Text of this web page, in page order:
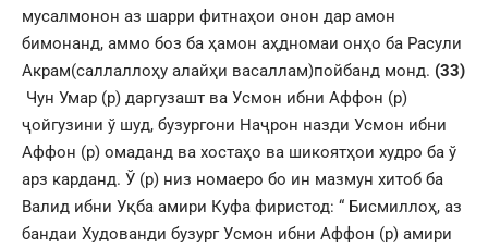
мусалмонон аз шарри фитнаҳои онон дар амон
бимонанд, аммо боз ба ҳамон аҳдномаи онҳо ба Расули
Акрам(саллаллоҳу алайҳи васаллам)пойбанд монд. (33)
Чун Умар (р) даргузашт ва Усмон ибни Аффон (р)
ҷойгузини ў шуд, бузургони Наҷрон назди Усмон ибни
Аффон (р) омаданд ва хостаҳо ва шикоятҳои худро ба ў
арз карданд. Ў (р) низ номаеро бо ин мазмун хитоб ба
Валид ибни Уқба амири Куфа фиристод: “ Бисмиллоҳ, аз
бандаи Худованди бузург Усмон ибни Аффон (р) амири